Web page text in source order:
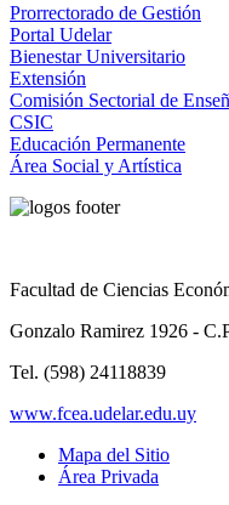
Prorrectorado de Gestión
Portal Udelar
Bienestar Universitario
Extensión
Comisión Sectorial de
CSIC
Educación Permanente
Área Social y Artística
Facultad de Ciencias
Gonzalo Ramirez 1926 -
Tel. (598) 24118839
www.fcea.udelar.edu.uy
Mapa del Sitio
Área Privada